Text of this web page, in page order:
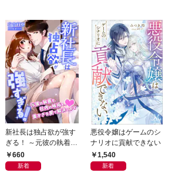
新社長は独占欲が強す
ぎる！ ～元彼の執着も
社内の嫉妬も、重すぎ
る愛で解決します～
660
新着
悪役令嬢はゲームのシ
ナリオに貢献できない
1,540
新着